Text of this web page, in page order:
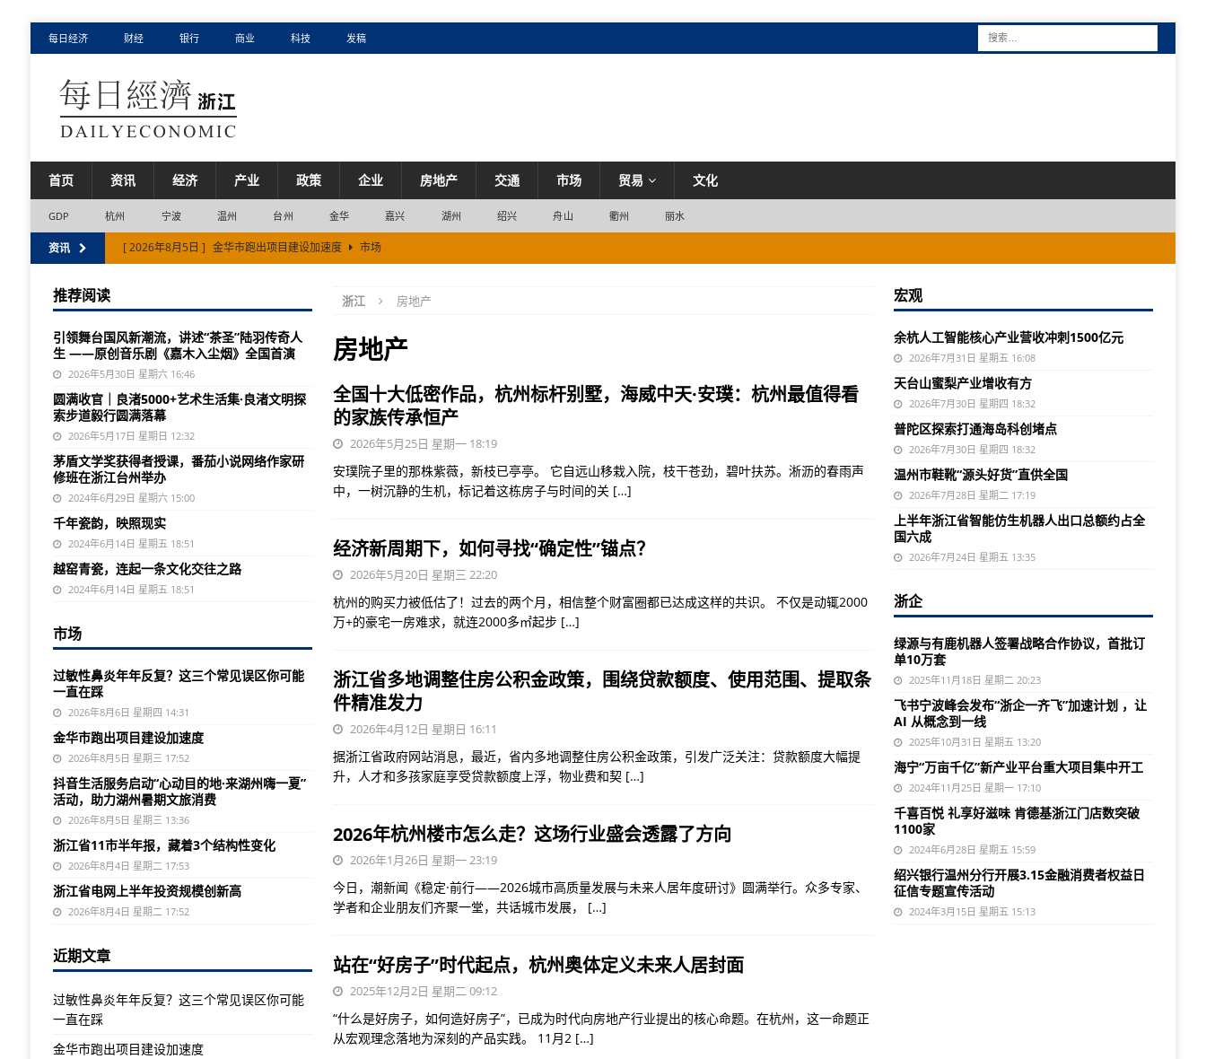
每日经济 财经 银行 商业 科技 发稿
首页 资讯 经济 产业 政策 企业 房地产 交通 市场 贸易 文化
GDP 杭州 宁波 温州 台州 金华 嘉兴 湖州 绍兴 舟山 衢州 丽水
资讯 [ 2026年8月5日 ] 金华市跑出项目建设加速度
市场
[ 2026年8月4日 ] 浙江省11市半年报，藏着3个结构性变化
市场
[ 2026年8月4日 ] 浙江省电网上半年投资规模创新高
市场
[ 2026年8月6日 ]
浙江 房地产
房地产
全国十大低密作品，杭州标杆别墅，海威中天·安璞：杭州最值得看
的家族传承恒产
2026年5月25日 星期一 18:19
安璞院子里的那株紫薇，新枝已亭亭。 它自远山移栽入院，枝干苍劲，碧叶扶苏。淅沥的春雨声
中，一树沉静的生机，标记着这栋房子与时间的关 […]
经济新周期下，如何寻找“确定性”锚点？
2026年5月20日 星期三 22:20
杭州的购买力被低估了！过去的两个月，相信整个财富圈都已达成这样的共识。 不仅是动辄2000
万+的豪宅一房难求，就连2000多㎡起步 […]
浙江省多地调整住房公积金政策，围绕贷款额度、使用范围、提取条
件精准发力
2026年4月12日 星期日 16:11
据浙江省政府网站消息，最近，省内多地调整住房公积金政策，引发广泛关注：贷款额度大幅提
升，人才和多孩家庭享受贷款额度上浮，物业费和契 […]
2026年杭州楼市怎么走？这场行业盛会透露了方向
2026年1月26日 星期一 23:19
今日，潮新闻《稳定·前行——2026城市高质量发展与未来人居年度研讨》圆满举行。众多专家、
学者和企业朋友们齐聚一堂，共话城市发展， […]
站在“好房子”时代起点，杭州奥体定义未来人居封面
2025年12月2日 星期二 09:12
“什么是好房子，如何造好房子”，已成为时代向房地产行业提出的核心命题。在杭州，这一命题正
从宏观理念落地为深刻的产品实践。 11月2 […]
推荐阅读
引领舞台国风新潮流，讲述“茶圣”陆羽传奇人
生 ——原创音乐剧《嘉木入尘烟》全国首演
2026年5月30日 星期六 16:46
圆满收官｜良渚5000+艺术生活集·良渚文明探
索步道毅行圆满落幕
2026年5月17日 星期日 12:32
茅盾文学奖获得者授课，番茄小说网络作家研
修班在浙江台州举办
2024年6月29日 星期六 15:00
千年瓷韵，映照现实
2024年6月14日 星期五 18:51
越窑青瓷，连起一条文化交往之路
2024年6月14日 星期五 18:51
市场
过敏性鼻炎年年反复？这三个常见误区你可能
一直在踩
2026年8月6日 星期四 14:31
金华市跑出项目建设加速度
2026年8月5日 星期三 17:52
抖音生活服务启动“心动目的地·来湖州嗨一夏”
活动，助力湖州暑期文旅消费
2026年8月5日 星期三 13:36
浙江省11市半年报，藏着3个结构性变化
2026年8月4日 星期二 17:53
浙江省电网上半年投资规模创新高
2026年8月4日 星期二 17:52
近期文章
过敏性鼻炎年年反复？这三个常见误区你可能
一直在踩
金华市跑出项目建设加速度
宏观
余杭人工智能核心产业营收冲刺1500亿元
2026年7月31日 星期五 16:08
天台山蜜梨产业增收有方
2026年7月30日 星期四 18:32
普陀区探索打通海岛科创堵点
2026年7月30日 星期四 18:32
温州市鞋靴“源头好货”直供全国
2026年7月28日 星期二 17:19
上半年浙江省智能仿生机器人出口总额约占全
国六成
2026年7月24日 星期五 13:35
浙企
绿源与有鹿机器人签署战略合作协议，首批订
单10万套
2025年11月18日 星期二 20:23
飞书宁波峰会发布“浙企一齐飞”加速计划 ，让
AI 从概念到一线
2025年10月31日 星期五 13:20
海宁“万亩千亿”新产业平台重大项目集中开工
2024年11月25日 星期一 17:10
千喜百悦 礼享好滋味 肯德基浙江门店数突破
1100家
2024年6月28日 星期五 15:59
绍兴银行温州分行开展3.15金融消费者权益日
征信专题宣传活动
2024年3月15日 星期五 15:13